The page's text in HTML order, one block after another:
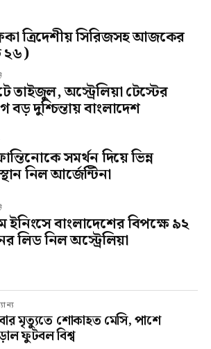
ত্রিদেশীয় সিরিজসহ আজকের
২৬)
তাইজুল, অস্ট্রেলিয়া টেস্টের
দুশ্চিন্তায় বাংলাদেশ
সমর্থন দিয়ে ভিন্ন
নিল আর্জেন্টিনা
ইনিংসে বাংলাদেশের বিপক্ষে ৯২
লিড নিল অস্ট্রেলিয়া
মৃত্যুতে শোকাহত মেসি, পাশে
ফুটবল বিশ্ব